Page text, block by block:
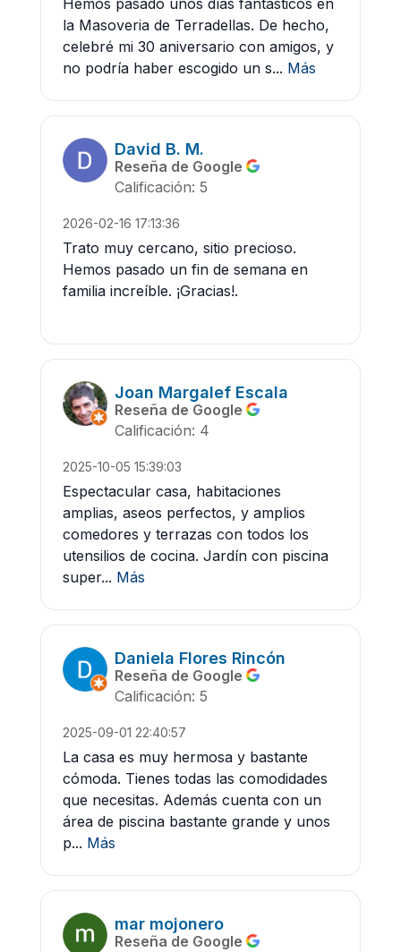
Hemos pasado unos días fantásticos en
la Masoveria de Terradellas. De hecho,
celebré mi 30 aniversario con amigos, y
no podría haber escogido un s... Más
David B. M.
Reseña de Google
Calificación: 5
2026-02-16 17:13:36
Trato muy cercano, sitio precioso.
Hemos pasado un fin de semana en
familia increíble. ¡Gracias!.
Joan Margalef Escala
Reseña de Google
Calificación: 4
2025-10-05 15:39:03
Espectacular casa, habitaciones
amplias, aseos perfectos, y amplios
comedores y terrazas con todos los
utensilios de cocina. Jardín con piscina
super... Más
Daniela Flores Rincón
Reseña de Google
Calificación: 5
2025-09-01 22:40:57
La casa es muy hermosa y bastante
cómoda. Tienes todas las comodidades
que necesitas. Además cuenta con un
área de piscina bastante grande y unos
p... Más
mar mojonero
Reseña de Google